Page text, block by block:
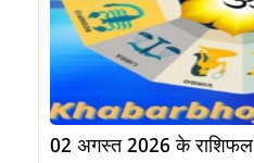
02 अगस्त 2026 के राशिफल